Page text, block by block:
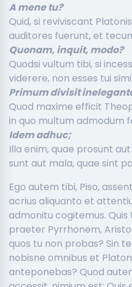
A mene tu?
Quid, si reviviscant
auditores fuerunt, et
Quonam, inquit, modo?
Quodsi vultum tibi, si
viderere, non esses tui
Primum divisit
Quod maxime efficit
in quo multum admodum
Idem adhuc;
Illa enim, quae prosunt
sunt aut mala, quae sint
Ego autem tibi, Piso,
acrius aliquanto et
admonitu cogitemus.
praeter Pyrrhonem,
quos tu non probas? Sin
nobisne omnibus et
anteponebas? Quod